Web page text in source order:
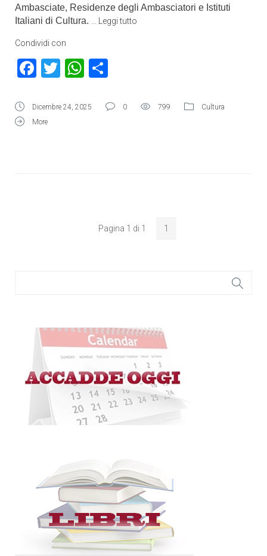
Ambasciate, Residenze degli Ambasciatori e Istituti
Italiani di Cultura.
Leggi tutto
Condividi con
Facebook
TwitterWhatsApp
Dicembre 24, 2025 0 799
Cultura
More
Pagina 1 di 1 1